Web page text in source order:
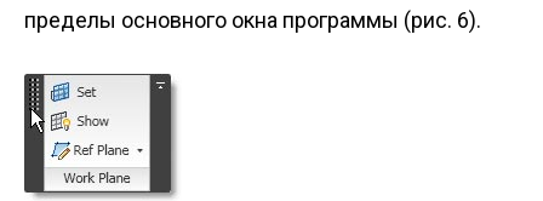
пределы основного окна программы (рис. 6).